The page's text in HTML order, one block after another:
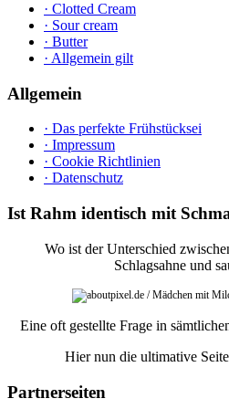
· Clotted Cream
· Sour cream
· Butter
· Allgemein gilt
Allgemein
· Das perfekte Frühstücksei
· Impressum
· Cookie Richtlinien
· Datenschutz
Ist Rahm identisch mit
Wo ist der Unterschied
Schlagsahne und
Eine oft gestellte Frage in
Hier nun die ultimative
Partnerseiten